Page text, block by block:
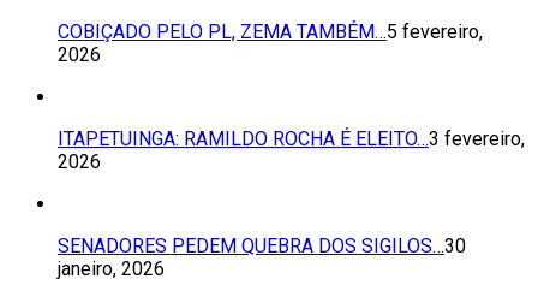
COBIÇADO PELO PL, ZEMA TAMBÉM…5 fevereiro,
2026
ITAPETUINGA: RAMILDO ROCHA É ELEITO…3 fevereiro,
2026
SENADORES PEDEM QUEBRA DOS SIGILOS…30
janeiro, 2026